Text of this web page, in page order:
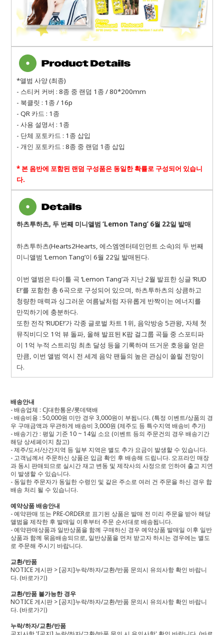
*앨범 사양 (최종)
- 스티커 커버 : 8종 중 랜덤 1종 / 80*200mm
- 북클릿 : 1종 / 16p
- QR 카드 : 1종
- 사용 설명서 : 1종
- 단체 포토카드 : 1종 삽입
- 개인 포토카드 : 8종 중 랜덤 1종 삽입
* 본 음반에 포함된 랜덤 구성품은 동일한 확률로 구성되어 있습니
다.
하츠투하츠, 두 번째 미니앨범 ‘Lemon Tang’ 6월 22일 발매
하츠투하츠(Hearts2Hearts, 에스엠엔터테인먼트 소속)의 두 번째
미니앨범 ‘Lemon Tang’이 6월 22일 발매된다.
이번 앨범은 타이틀 곡 ‘Lemon Tang’과 지난 2월 발표한 싱글 ‘RUD
E!’를 포함한 총 6곡으로 구성되어 있으며, 하츠투하츠의 상큼하고
청량한 매력과 싱그러운 여름날처럼 자유롭게 반짝이는 에너지를
만끽하기에 충분하다.
또한 전작 ‘RUDE!’가 각종 글로벌 차트 1위, 음악방송 5관왕, 자체 첫
뮤직비디오 1억 뷰 돌파, 올해 발표된 K팝 걸그룹 곡들 중 스포티파
이 1억 누적 스트리밍 최초 달성 등을 기록하며 뜨거운 호응을 얻은
만큼, 이번 앨범 역시 전 세계 음악 팬들의 높은 관심이 쏠릴 전망이
다.
배송안내
- 배송업체 : CJ대한통운/롯데택배
- 배송비용 : 50,000원 미만 경우 3,000원이 부됩니다. (특정 이벤트/상품의 경
우 구매금액과 무관하게 배송비 3,000원 (제주도 등 특수지역 배송비 추가)
- 배송기간 : 평일 기준 10 ~ 14일 소요 (이벤트 등의 주문건의 경우 배송기간
해당 상세페이지 참고)
- 제주/도서/산간지역 등 일부 지역은 별도 추가 요금이 발생할 수 있습니다.
- 고객님께서 주문하신 상품은 입금 확인 후 배송해 드립니다. 오프라인 매장
과 동시 판매되므로 실시간 재고 변동 및 제작사의 사정으로 인하여 출고 지연
이 발생할 수 있습니다.
- 동일한 주문자가 동일한 수령인 및 같은 주소로 여러 건 주문을 하신 경우 합
배송 처리 될 수 있습니다.
예약상품 배송안내
- 예약판매 또는 PRE-ORDER로 표기된 상품은 발매 전 미리 주문을 받아 해당
앨범을 제작한 후 발매일 이후부터 주문 순서대로 배송됩니다.
- 예약판매상품과 일반상품을 함께 구매하신 경우 예약상품 발매일 이후 일반
상품과 함께 묶음배송되므로, 일반상품을 먼저 받고자 하시는 경우에는 별도
로 주문해 주시기 바랍니다.
교환/반품
NOTICE 게시판 > [공지]누락/하자/교환/반품 문의시 유의사항 확인 바랍니
다. (바로가기)
교환/반품 불가능한 경우
NOTICE 게시판 > [공지]누락/하자/교환/반품 문의시 유의사항 확인 바랍니
다. (바로가기)
누락/하자/교환/반품